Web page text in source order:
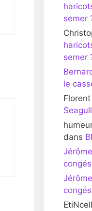
semer
semer
le
Florent
dans
congés
congés